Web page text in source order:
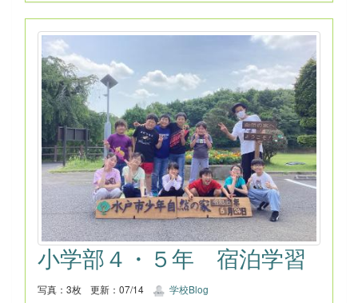
小学部４・５年 宿泊学習
写真：3枚 更新：07/14 学校Blog